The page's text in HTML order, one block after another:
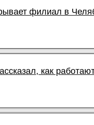
филиал в
как